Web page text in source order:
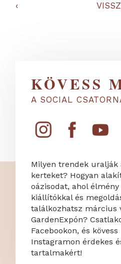
‹
KÖVESS
A SOCIAL
Milyen trendek uralják
kerteket? Hogyan
oázisodat, ahol
kiállítókkal és
találkozhatsz március
GardenExpón?
Facebookon, és
Instagramon érdekes
tartalmakért!